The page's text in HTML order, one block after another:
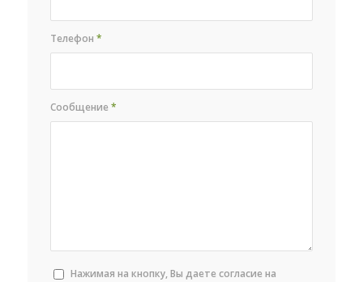
Телефон*
Сообщение*
Нажимая на кнопку, Вы даете согласие на